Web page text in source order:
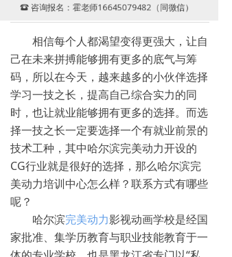
相信每个人都渴望变得更强大，让自
己在未来拼搏能够拥有更多的底气与筹
码，所以在今天，越来越多的小伙伴选择
学习一技之长，提高自己综合实力的同
时，也让就业能够拥有更多的选择。而选
择一技之长一定要选择一个有就业前景的
技术工种，其中哈尔滨完美动力开设的
CG行业就是很好的选择，那么哈尔滨完
美动力培训中心怎么样？联系方式有哪些
呢？
哈尔滨完美动力影视动画学校是经国
家批准、集学历教育与职业技能教育于一
뀰 咨询报名：霍老师16645079482（同微信）